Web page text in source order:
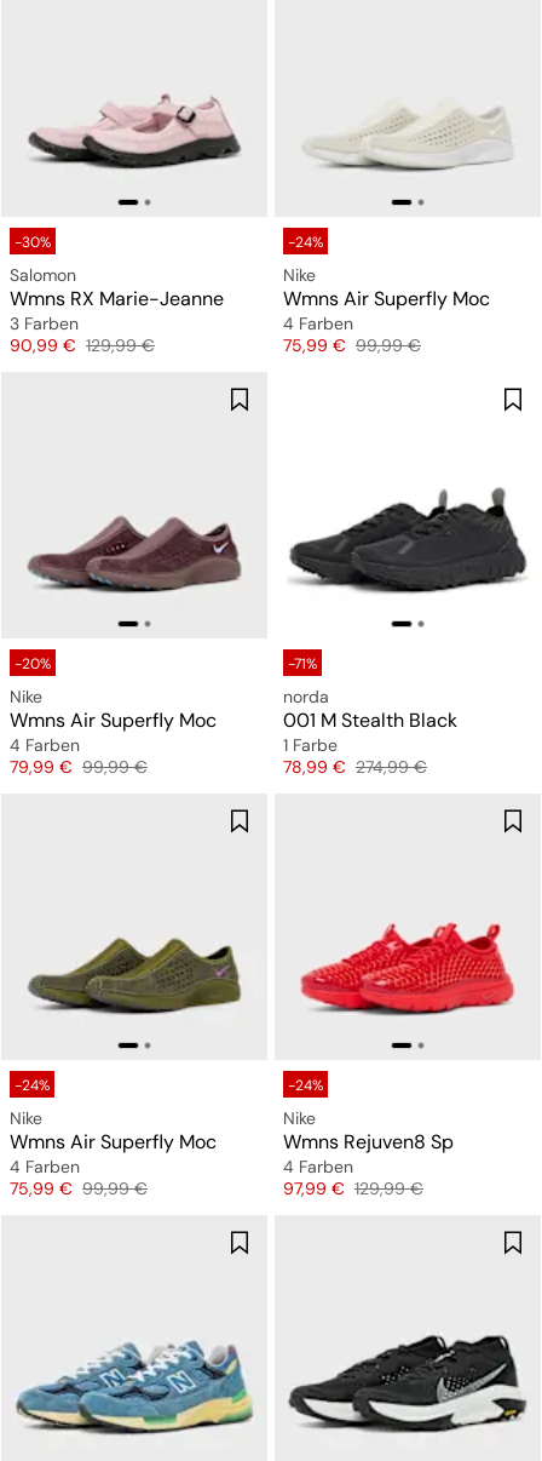
-30%
Salomon
Wmns RX Marie-Jeanne
3 Farben
Preis
90,99 € Originalpreis
129,99 €
-24%
Nike
Wmns Air Superfly Moc
4 Farben
Preis
75,99 € Originalpreis
99,99 €
-20%
Nike
Wmns Air Superfly Moc
4 Farben
Preis
79,99 € Originalpreis
99,99 €
-71%
norda
001 M Stealth Black
1 Farbe
Preis
78,99 € Originalpreis
274,99 €
-24%
Nike
Wmns Air Superfly Moc
4 Farben
Preis
75,99 € Originalpreis
99,99 €
-24%
Nike
Wmns Rejuven8 Sp
4 Farben
Preis
97,99 € Originalpreis
129,99 €